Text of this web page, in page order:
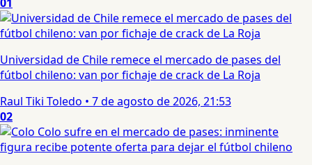
Universidad de Chile remece el mercado de pases del
fútbol chileno: van por fichaje de crack de La Roja
Raul Tiki Toledo • 7 de agosto de 2026, 21:53
02